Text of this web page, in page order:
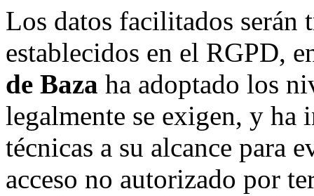
Los datos facilitados serán
establecidos en el RGPD,
de Baza ha adoptado los
legalmente se exigen, y ha
técnicas a su alcance para
acceso no autorizado por